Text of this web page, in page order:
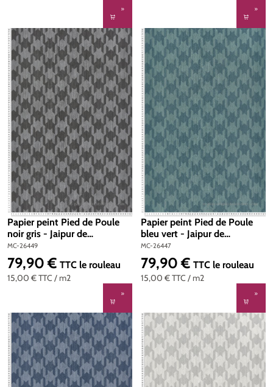
Papier peint Pied de Poule
noir gris - Jaipur de
Montecolino | Réf. MC-26449
MC-26449
15,00 €TTC / m2
Prix régulier :
79,90 € TTC le rouleau
Papier peint Pied de Poule
bleu vert - Jaipur de
Montecolino | Réf. MC-26447
MC-26447
15,00 €TTC / m2
Prix régulier :
79,90 € TTC le rouleau